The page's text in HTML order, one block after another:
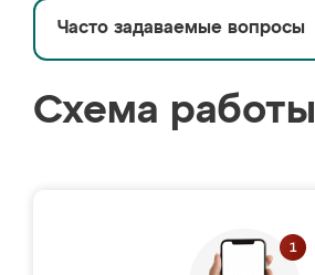
Часто задаваемые вопросы
Схема работы